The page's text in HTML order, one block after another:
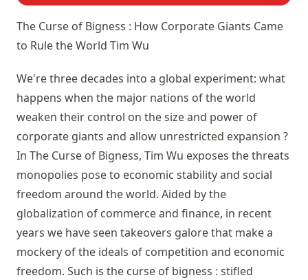
The Curse of Bigness : How Corporate Giants Came
to Rule the World Tim Wu
We're three decades into a global experiment: what
happens when the major nations of the world
weaken their control on the size and power of
corporate giants and allow unrestricted expansion ?
In The Curse of Bigness, Tim Wu exposes the threats
monopolies pose to economic stability and social
freedom around the world. Aided by the
globalization of commerce and finance, in recent
years we have seen takeovers galore that make a
mockery of the ideals of competition and economic
freedom. Such is the curse of bigness : stifled